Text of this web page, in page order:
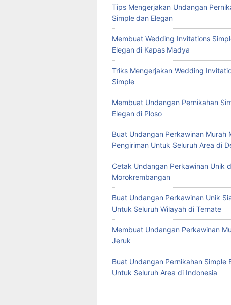
Tips Mengerjakan Undangan
Simple dan Elegan
Membuat Wedding Invitations
Elegan di Kapas Madya
Triks Mengerjakan Wedding
Simple
Membuat Undangan Pernikahan
Elegan di Ploso
Buat Undangan Perkawinan Murah
Pengiriman Untuk Seluruh Area di
Cetak Undangan Perkawinan Unik
Morokrembangan
Buat Undangan Perkawinan Unik
Untuk Seluruh Wilayah di Ternate
Membuat Undangan Perkawinan
Jeruk
Buat Undangan Pernikahan Simple
Untuk Seluruh Area di Indonesia